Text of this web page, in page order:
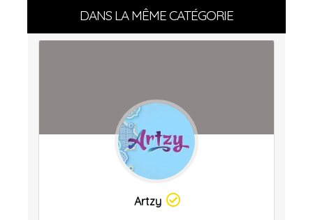
DANS LA MÊME CATÉGORIE
Artzy